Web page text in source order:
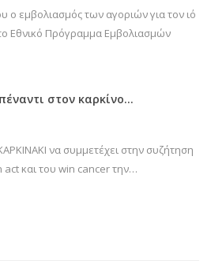
ο εμβολιασμός των αγοριών για τον ιό
Εθνικό Πρόγραμμα Εμβολιασμών
στον καρκίνο…
να συμμετέχει στην συζήτηση
και του win cancer την…